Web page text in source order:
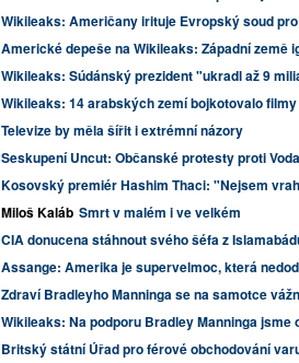
Wikileaks: Američany irituje Evropský soud
Americké depeše na Wikileaks: Západní
Wikileaks: Súdánský prezident "ukradl až 9
Wikileaks: 14 arabských zemí bojkotovalo
Televize by měla šířit i extrémní názory
Seskupení Uncut: Občanské protesty proti
Kosovský premiér Hashim Thaci: "Nejsem
Miloš Kaláb Smrt v malém i ve velkém
CIA donucena stáhnout svého šéfa z
Assange: Amerika je supervelmoc, která
Zdraví Bradleyho Manninga se na samotce
Wikileaks: Na podporu Bradley Manninga jsme
Britský státní Úřad pro férové obchodování